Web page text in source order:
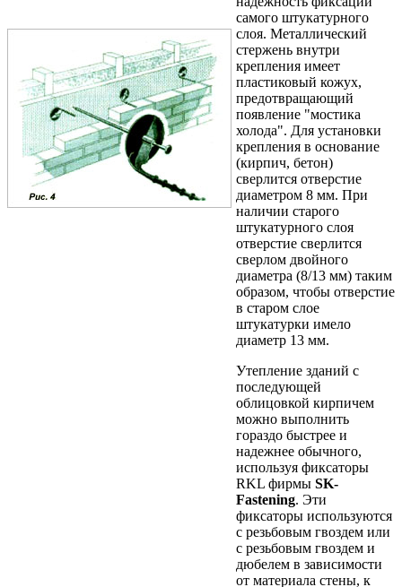
самого штукатурного
слоя. Металлический
стержень внутри
крепления имеет
пластиковый кожух,
предотвращающий
появление "мостика
холода". Для установки
крепления в основание
(кирпич, бетон)
сверлится отверстие
диаметром 8 мм. При
наличии старого
штукатурного слоя
отверстие сверлится
сверлом двойного
диаметра (8/13 мм) таким
образом, чтобы отверстие
в старом слое
штукатурки имело
диаметр 13 мм.
Утепление зданий с
последующей
облицовкой кирпичем
можно выполнить
гораздо быстрее и
надежнее обычного,
используя фиксаторы
RKL фирмы SK-
Fastening. Эти
фиксаторы используются
с резьбовым гвоздем или
с резьбовым гвоздем и
дюбелем в зависимости
от материала стены, к